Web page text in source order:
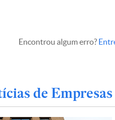
Encontrou algum erro?
de Empresas